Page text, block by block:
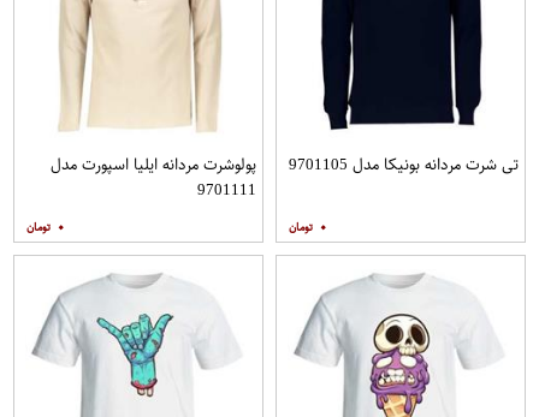
تی شرت مردانه بونیکا مدل 9701105
۰
پولوشرت مردانه ایلیا اسپورت مدل
9701111
۰